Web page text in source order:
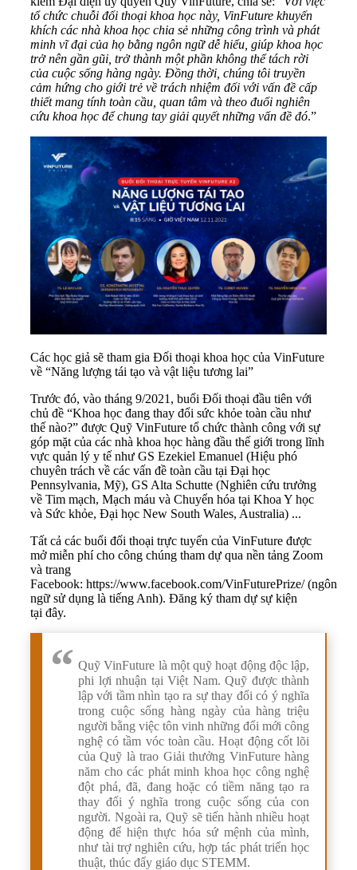
tổ chức chuỗi đối thoại khoa học này, VinFuture khuyến
khích các nhà khoa học chia sẻ những công trình và phát
minh vĩ đại của họ bằng ngôn ngữ dễ hiểu, giúp khoa học
trở nên gần gũi, trở thành một phần không thể tách rời
của cuộc sống hàng ngày. Đồng thời, chúng tôi truyền
cảm hứng cho giới trẻ về trách nhiệm đối với vấn đề cấp
thiết mang tính toàn cầu, quan tâm và theo đuổi nghiên
cứu khoa học để chung tay giải quyết những vấn đề đó.”
Các học giả sẽ tham gia Đối thoại khoa học của VinFuture
về “Năng lượng tái tạo và vật liệu tương lai”
Trước đó, vào tháng 9/2021, buổi Đối thoại đầu tiên với
chủ đề “Khoa học đang thay đổi sức khỏe toàn cầu như
thế nào?” được Quỹ VinFuture tổ chức thành công với sự
góp mặt của các nhà khoa học hàng đầu thế giới trong lĩnh
vực quản lý y tế như GS Ezekiel Emanuel (Hiệu phó
chuyên trách về các vấn đề toàn cầu tại Đại học
Pennsylvania, Mỹ), GS Alta Schutte (Nghiên cứu trưởng
về Tim mạch, Mạch máu và Chuyển hóa tại Khoa Y học
và Sức khỏe, Đại học New South Wales, Australia) ...
Tất cả các buổi đối thoại trực tuyến của VinFuture được
mở miễn phí cho công chúng tham dự qua nền tảng Zoom
và trang
Facebook: https://www.facebook.com/VinFuturePrize/(ngôn
ngữ sử dụng là tiếng Anh). Đăng ký tham dự sự kiện
tại đây.
Quỹ VinFuture là một quỹ hoạt động độc lập,
phi lợi nhuận tại Việt Nam. Quỹ được thành
lập với tầm nhìn tạo ra sự thay đổi có ý nghĩa
trong cuộc sống hàng ngày của hàng triệu
người bằng việc tôn vinh những đổi mới công
nghệ có tầm vóc toàn cầu. Hoạt động cốt lõi
của Quỹ là trao Giải thưởng VinFuture hàng
năm cho các phát minh khoa học công nghệ
đột phá, đã, đang hoặc có tiềm năng tạo ra
thay đổi ý nghĩa trong cuộc sống của con
người. Ngoài ra, Quỹ sẽ tiến hành nhiều hoạt
động để hiện thực hóa sứ mệnh của mình,
như tài trợ nghiên cứu, hợp tác phát triển học
thuật, thúc đẩy giáo dục STEMM.